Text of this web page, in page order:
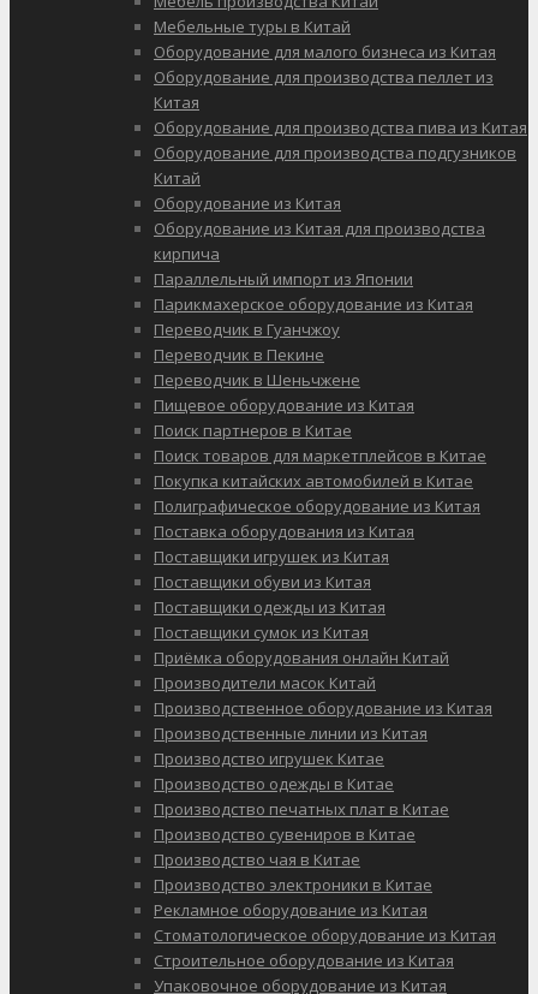
Мебельные туры в Китай
Оборудование для малого бизнеса из Китая
Оборудование для производства пеллет из
Китая
Оборудование для производства пива из Китая
Оборудование для производства подгузников
Китай
Оборудование из Китая
Оборудование из Китая для производства
кирпича
Параллельный импорт из Японии
Парикмахерское оборудование из Китая
Переводчик в Гуанчжоу
Переводчик в Пекине
Переводчик в Шеньчжене
Пищевое оборудование из Китая
Поиск партнеров в Китае
Поиск товаров для маркетплейсов в Китае
Покупка китайских автомобилей в Китае
Полиграфическое оборудование из Китая
Поставка оборудования из Китая
Поставщики игрушек из Китая
Поставщики обуви из Китая
Поставщики одежды из Китая
Поставщики сумок из Китая
Приёмка оборудования онлайн Китай
Производители масок Китай
Производственное оборудование из Китая
Производственные линии из Китая
Производство игрушек Китае
Производство одежды в Китае
Производство печатных плат в Китае
Производство сувениров в Китае
Производство чая в Китае
Производство электроники в Китае
Рекламное оборудование из Китая
Стоматологическое оборудование из Китая
Строительное оборудование из Китая
Упаковочное оборудование из Китая